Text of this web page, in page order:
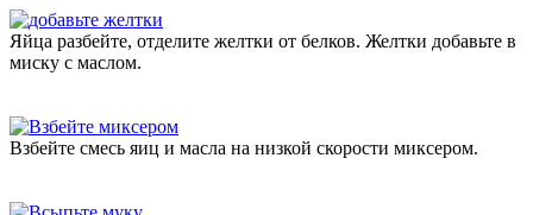
Яйца разбейте, отделите желтки от белков. Желтки добавьте в
миску с маслом.
Взбейте смесь яиц и масла на низкой скорости миксером.